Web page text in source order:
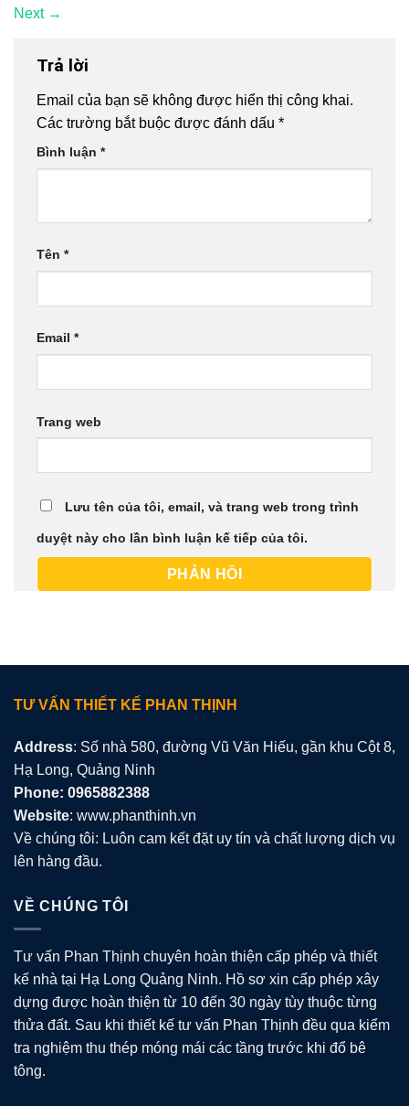
Next →
Trả lời
Email của bạn sẽ không được hiển thị công khai.
Các trường bắt buộc được đánh dấu *
Bình luận *
Tên *
Email *
Trang web
Lưu tên của tôi, email, và trang web trong trình
duyệt này cho lần bình luận kế tiếp của tôi.
TƯ VẤN THIẾT KẾ PHAN THỊNH
Address: Số nhà 580, đường Vũ Văn Hiếu, gần khu Cột 8,
Hạ Long, Quảng Ninh
Phone: 0965882388
Website: www.phanthinh.vn
Về chúng tôi: Luôn cam kết đặt uy tín và chất lượng dịch vụ
lên hàng đầu.
VỀ CHÚNG TÔI
Tư vấn Phan Thịnh chuyên hoàn thiện cấp phép và thiết
kế nhà tại Hạ Long Quảng Ninh. Hồ sơ xin cấp phép xây
dựng được hoàn thiện từ 10 đến 30 ngày tùy thuộc từng
thửa đất. Sau khi thiết kế tư vấn Phan Thịnh đều qua kiểm
tra nghiệm thu thép móng mái các tầng trước khi đổ bê
tông.